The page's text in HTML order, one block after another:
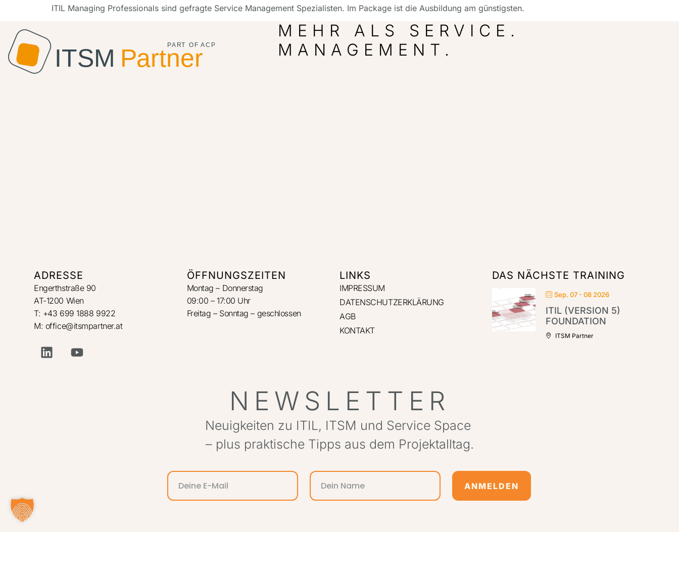
ITIL Managing Professionals sind gefragte Service Management Spezialisten. Im Package ist die Ausbildung am günstigsten.
MEHR ALS SERVICE.
MANAGEMENT.
ADRESSE
Engerthstraße 90
AT-1200 Wien
T: +43 699 1888 9922
M: office@itsmpartner.at
ÖFFNUNGSZEITEN
Montag – Donnerstag
09:00 – 17:00 Uhr
Freitag – Sonntag – geschlossen
LINKS
IMPRESSUM
DATENSCHUTZERKLÄRUNG
AGB
KONTAKT
DAS NÄCHSTE TRAINING
Sep. 07 - 08 2026
ITIL (VERSION 5)
FOUNDATION
ITSM Partner
NEWSLETTER
Neuigkeiten zu ITIL, ITSM und Service Space
– plus praktische Tipps aus dem Projektalltag.
ANMELDEN